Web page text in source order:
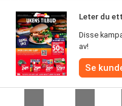
Leter du
Disse
av!
Se
Alle rettigheter
Ansvarsfraskrivelse|Vilkår
Retningslinjer